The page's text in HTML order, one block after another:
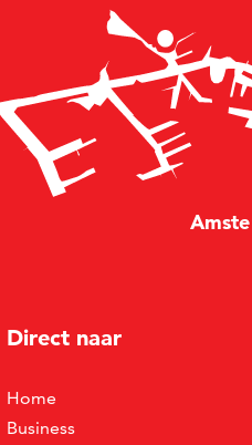
Amste
Direct naar
Home
Business